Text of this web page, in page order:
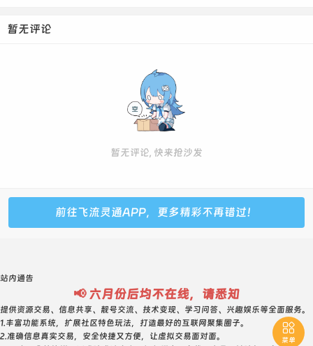
2214927--0级--普号--750元
2372727 普号 1级 2250元 0违规 237组合ABCACAC
2392826 普号 18级 680元 0违规 回旋 棍子类型
2510873--5级--普号--800元
2543634--5级--普号--800元 内3顺 回旋
2565879--5级--普号--800元
2621907--0级--普号--800元
2686093--5级--普号--800元
2781471--1级--普号--750元
2784735--5级--普号--750元
暂无评论
暂无评论, 快来抢沙发
前往飞流灵通APP，更多精彩不再错过！

菜单
站内通告
📢 六月份后均不在线，请悉知
提供资源交易、信息共享、靓号交流、技术变现、学习问答、兴趣娱乐等全面服务。
1.丰富功能系统，扩展社区特色玩法，打造最好的互联网聚集圈子。
2.准确信息真实交易，安全快捷又方便，让虚拟交易面对面。